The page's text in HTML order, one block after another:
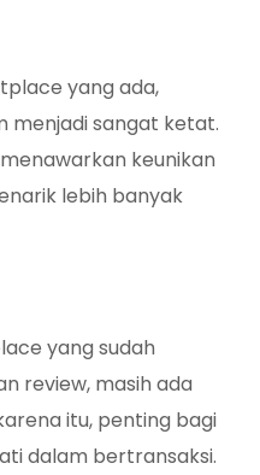
yang ada,
sangat ketat.
keunikan
lebih banyak
yang sudah
review, masih ada
itu, penting bagi
dalam bertransaksi.